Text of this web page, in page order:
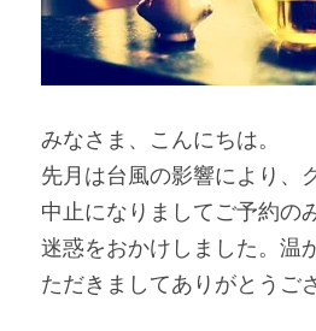
みなさま、こんにちは。
先月は台風の影響により、
中止になりましてご予約の
迷惑をおかけしました。温
ただきましてありがとうご